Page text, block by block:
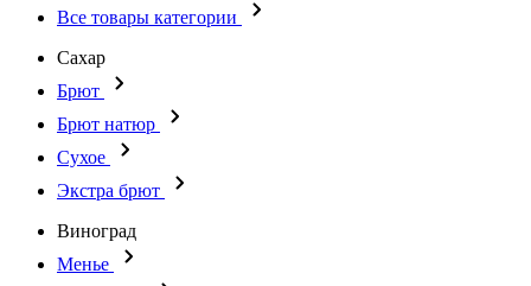
Все товары категории
Сахар
Брют
Брют натюр
Сухое
Экстра брют
Виноград
Менье